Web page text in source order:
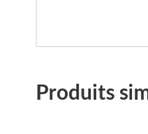
Produits